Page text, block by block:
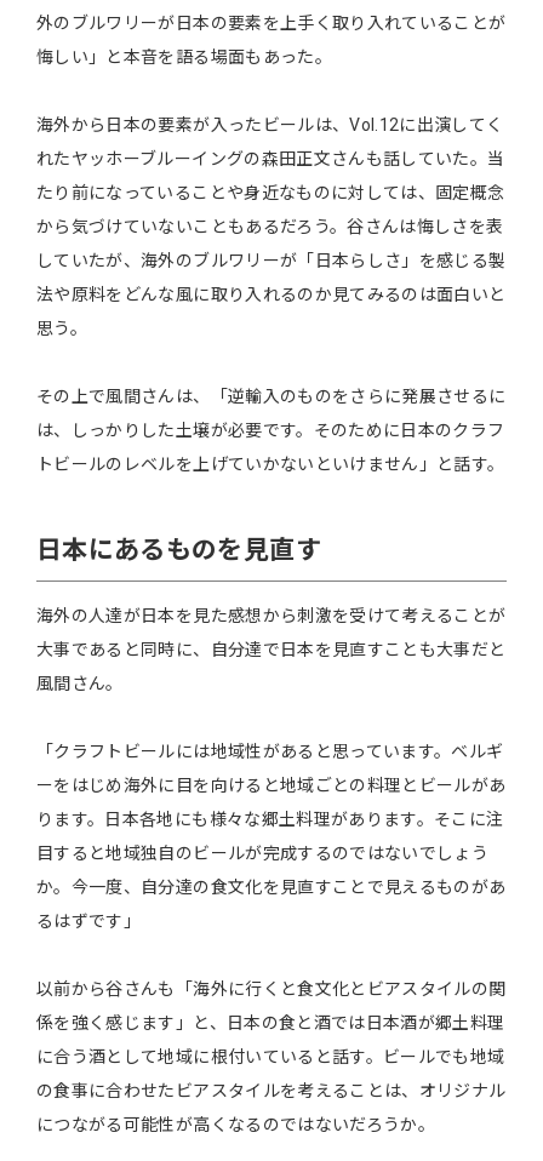
外のブルワリーが日本の要素を上手く取り入れていることが
悔しい」と本音を語る場面もあった。
海外から日本の要素が入ったビールは、Vol.12に出演してく
れたヤッホーブルーイングの森田正文さんも話していた。当
たり前になっていることや身近なものに対しては、固定概念
から気づけていないこともあるだろう。谷さんは悔しさを表
していたが、海外のブルワリーが「日本らしさ」を感じる製
法や原料をどんな風に取り入れるのか見てみるのは面白いと
思う。
その上で風間さんは、「逆輸入のものをさらに発展させるに
は、しっかりした土壌が必要です。そのために日本のクラフ
トビールのレベルを上げていかないといけません」と話す。
日本にあるものを見直す
海外の人達が日本を見た感想から刺激を受けて考えることが
大事であると同時に、自分達で日本を見直すことも大事だと
風間さん。
「クラフトビールには地域性があると思っています。ベルギ
ーをはじめ海外に目を向けると地域ごとの料理とビールがあ
ります。日本各地にも様々な郷土料理があります。そこに注
目すると地域独自のビールが完成するのではないでしょう
か。今一度、自分達の食文化を見直すことで見えるものがあ
るはずです」
以前から谷さんも「海外に行くと食文化とビアスタイルの関
係を強く感じます」と、日本の食と酒では日本酒が郷土料理
に合う酒として地域に根付いていると話す。ビールでも地域
の食事に合わせたビアスタイルを考えることは、オリジナル
につながる可能性が高くなるのではないだろうか。